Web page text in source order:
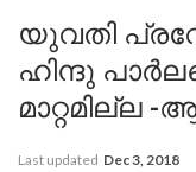
യുവതി
ഹിന്ദു
മാറ്റമില്ല
Last updated Dec 3, 2018